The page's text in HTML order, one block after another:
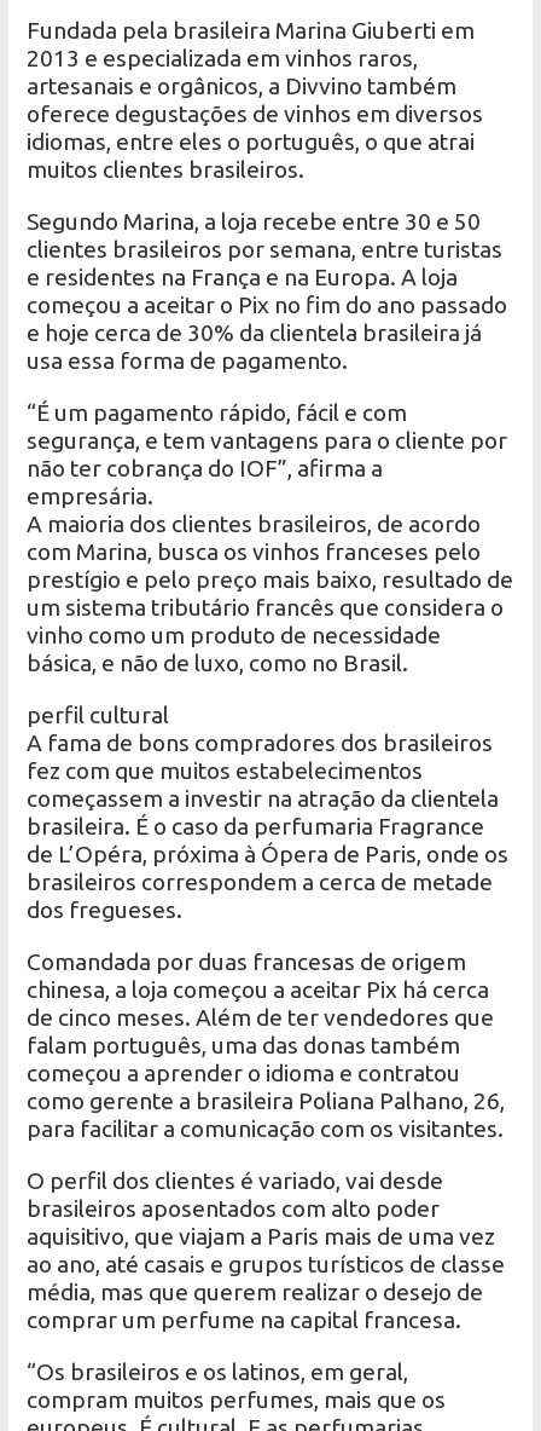
Fundada pela brasileira Marina Giuberti em
2013 e especializada em vinhos raros,
artesanais e orgânicos, a Divvino também
oferece degustações de vinhos em diversos
idiomas, entre eles o português, o que atrai
muitos clientes brasileiros.
Segundo Marina, a loja recebe entre 30 e 50
clientes brasileiros por semana, entre turistas
e residentes na França e na Europa. A loja
começou a aceitar o Pix no fim do ano passado
e hoje cerca de 30% da clientela brasileira já
usa essa forma de pagamento.
“É um pagamento rápido, fácil e com
segurança, e tem vantagens para o cliente por
não ter cobrança do IOF”, afirma a
empresária.
A maioria dos clientes brasileiros, de acordo
com Marina, busca os vinhos franceses pelo
prestígio e pelo preço mais baixo, resultado de
um sistema tributário francês que considera o
vinho como um produto de necessidade
básica, e não de luxo, como no Brasil.
perfil cultural
A fama de bons compradores dos brasileiros
fez com que muitos estabelecimentos
começassem a investir na atração da clientela
brasileira. É o caso da perfumaria Fragrance
de L’Opéra, próxima à Ópera de Paris, onde os
brasileiros correspondem a cerca de metade
dos fregueses.
Comandada por duas francesas de origem
chinesa, a loja começou a aceitar Pix há cerca
de cinco meses. Além de ter vendedores que
falam português, uma das donas também
começou a aprender o idioma e contratou
como gerente a brasileira Poliana Palhano, 26,
para facilitar a comunicação com os visitantes.
O perfil dos clientes é variado, vai desde
brasileiros aposentados com alto poder
aquisitivo, que viajam a Paris mais de uma vez
ao ano, até casais e grupos turísticos de classe
média, mas que querem realizar o desejo de
comprar um perfume na capital francesa.
“Os brasileiros e os latinos, em geral,
compram muitos perfumes, mais que os